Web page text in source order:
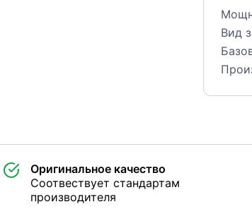
Вид
Оригинальное качество
Соотвествует стандартам
производителя